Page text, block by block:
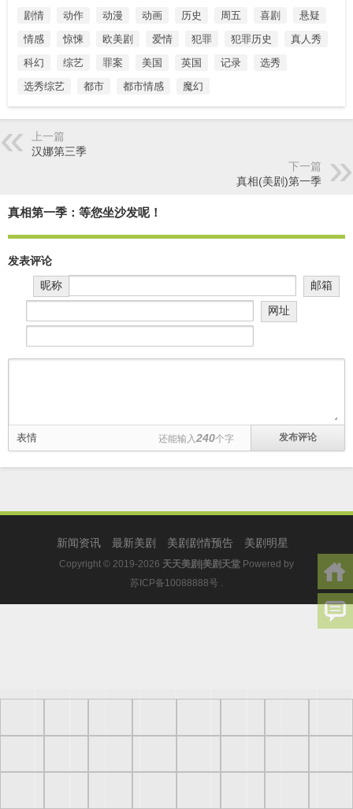
剧情
动作 动漫 动画 历史 周五 喜剧
悬疑
情感
惊悚 欧美剧 爱情 犯罪 犯罪历史
真人秀
科幻
综艺 罪案 美国 英国 记录
选秀
选秀综艺
都市 都市情感 魔幻
上一篇
汉娜第三季
下一篇
真相(美剧)第一季
真相第一季：等您坐沙发呢！
发表评论
昵称
邮箱
网址
表情 还能输入 240个字
新闻资讯 最新美剧 美剧剧情预告 美剧明星
Copyright © 2019-2026 天天美剧|美剧天堂 Powered by
苏ICP备10088888号 .